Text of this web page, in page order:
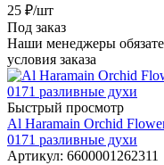
25 ₽/шт
Под заказ
Наши менеджеры
условия заказа
Быстрый просмотр
Al Haramain Orchid
0171 разливные духи
Артикул: 6600001262311